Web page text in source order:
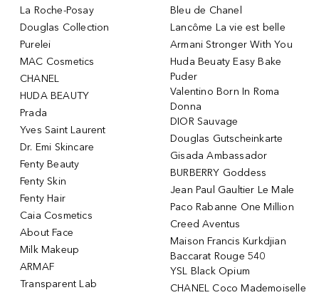
La Roche-Posay
Douglas Collection
Purelei
MAC Cosmetics
CHANEL
HUDA BEAUTY
Prada
Yves Saint Laurent
Dr. Emi Skincare
Fenty Beauty
Fenty Skin
Fenty Hair
Caia Cosmetics
About Face
Milk Makeup
ARMAF
Transparent Lab
Bleu de Chanel
Lancôme La vie est belle
Armani Stronger With You
Huda Beuaty Easy Bake
Puder
Valentino Born In Roma
Donna
DIOR Sauvage
Douglas Gutscheinkarte
Gisada Ambassador
BURBERRY Goddess
Jean Paul Gaultier Le Male
Paco Rabanne One Million
Creed Aventus
Maison Francis Kurkdjian
Baccarat Rouge 540
YSL Black Opium
CHANEL Coco Mademoiselle